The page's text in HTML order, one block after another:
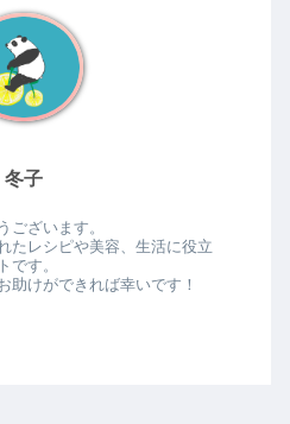
冬子
ございます。
たレシピや美容、生活に役立
です。
助けができれば幸いです！